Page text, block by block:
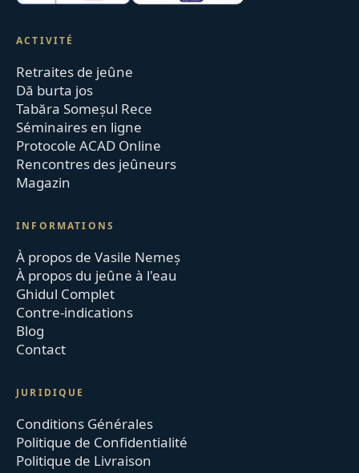
ACTIVITÉ
Retraites de jeûne
Dă burta jos
Tabăra Someșul Rece
Séminaires en ligne
Protocole ACAD Online
Rencontres des jeûneurs
Magazin
INFORMATIONS
À propos de Vasile Nemeș
À propos du jeûne à l'eau
Ghidul Complet
Contre-indications
Blog
Contact
JURIDIQUE
Conditions Générales
Politique de Confidentialité
Politique de Livraison